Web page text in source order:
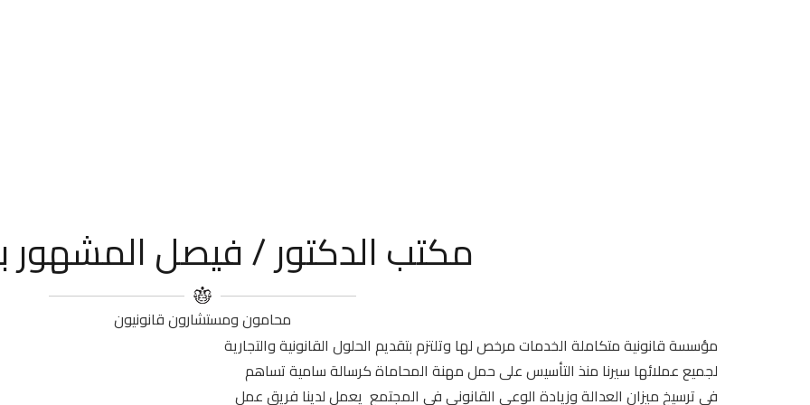
مكتب الدكتور / فيصل المشهور
محامون ومستشارون قانونيون
مؤسسة قانونية متكاملة الخدمات مرخص لها وتلتزم بتقديم الحلول القانونية والتجارية
لجميع عملائها سيرنا منذ التأسيس على حمل مهنة المحاماة كرسالة سامية تساهم
في ترسيخ ميزان العدالة وزيادة الوعي القانوني في المجتمع يعمل لدينا فريق عمل